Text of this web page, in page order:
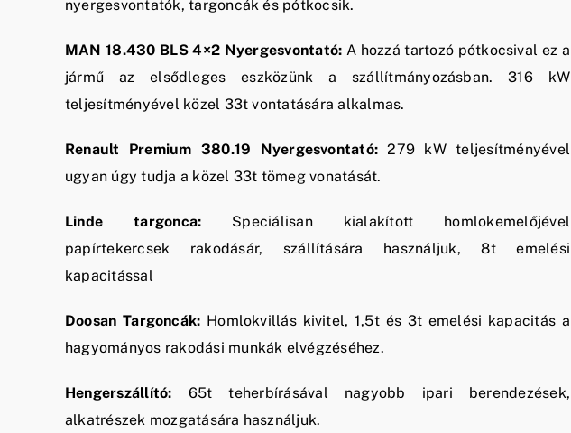
nyergesvontatók, targoncák és pótkocsik.
MAN 18.430 BLS 4×2 Nyergesvontató: A hozzá tartozó pótkocsival ez a
jármű az elsődleges eszközünk a szállítmányozásban. 316 kW
teljesítményével közel 33t vontatására alkalmas.
Renault Premium 380.19 Nyergesvontató:279 kW teljesítményével
ugyan úgy tudja a közel 33t tömeg vonatását.
Linde targonca: Speciálisan kialakított homlokemelőjével
papírtekercsek rakodásár, szállítására használjuk, 8t emelési
kapacitással
Doosan Targoncák: Homlokvillás kivitel, 1,5t és 3t emelési kapacitás a
hagyományos rakodási munkák elvégzéséhez.
Hengerszállító: 65t teherbírásával nagyobb ipari berendezések,
alkatrészek mozgatására használjuk.